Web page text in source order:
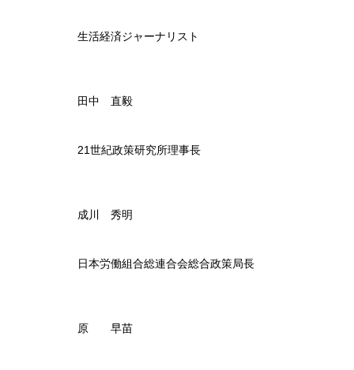
生活経済ジャーナリスト
田中 直毅
21世紀政策研究所理事長
成川 秀明
日本労働組合総連合会総合政策局長
原 早苗